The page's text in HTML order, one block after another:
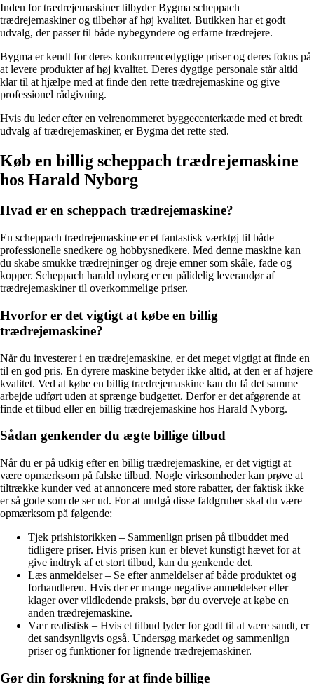
Inden for trædrejemaskiner tilbyder Bygma scheppach
trædrejemaskiner og tilbehør af høj kvalitet. Butikken har et godt
udvalg, der passer til både nybegyndere og erfarne trædrejere.
Bygma er kendt for deres konkurrencedygtige priser og deres fokus på
at levere produkter af høj kvalitet. Deres dygtige personale står altid
klar til at hjælpe med at finde den rette trædrejemaskine og give
professionel rådgivning.
Hvis du leder efter en velrenommeret byggecenterkæde med et bredt
udvalg af trædrejemaskiner, er Bygma det rette sted.
Køb en billig scheppach trædrejemaskine
hos Harald Nyborg
Hvad er en scheppach trædrejemaskine?
En scheppach trædrejemaskine er et fantastisk værktøj til både
professionelle snedkere og hobbysnedkere. Med denne maskine kan
du skabe smukke trædrejninger og dreje emner som skåle, fade og
kopper. Scheppach harald nyborg er en pålidelig leverandør af
trædrejemaskiner til overkommelige priser.
Hvorfor er det vigtigt at købe en billig
trædrejemaskine?
Når du investerer i en trædrejemaskine, er det meget vigtigt at finde en
til en god pris. En dyrere maskine betyder ikke altid, at den er af højere
kvalitet. Ved at købe en billig trædrejemaskine kan du få det samme
arbejde udført uden at sprænge budgettet. Derfor er det afgørende at
finde et tilbud eller en billig trædrejemaskine hos Harald Nyborg.
Sådan genkender du ægte billige tilbud
Når du er på udkig efter en billig trædrejemaskine, er det vigtigt at
være opmærksom på falske tilbud. Nogle virksomheder kan prøve at
tiltrække kunder ved at annoncere med store rabatter, der faktisk ikke
er så gode som de ser ud. For at undgå disse faldgruber skal du være
opmærksom på følgende:
Tjek prishistorikken – Sammenlign prisen på tilbuddet med
tidligere priser. Hvis prisen kun er blevet kunstigt hævet for at
give indtryk af et stort tilbud, kan du genkende det.
Læs anmeldelser – Se efter anmeldelser af både produktet og
forhandleren. Hvis der er mange negative anmeldelser eller
klager over vildledende praksis, bør du overveje at købe en
anden trædrejemaskine.
Vær realistisk – Hvis et tilbud lyder for godt til at være sandt, er
det sandsynligvis også. Undersøg markedet og sammenlign
priser og funktioner for lignende trædrejemaskiner.
Gør din forskning for at finde billige